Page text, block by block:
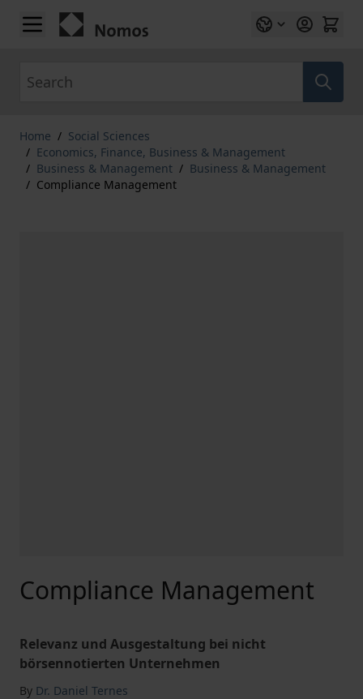
Skip to Content
Home / Social Sciences
/ Economics, Finance, Business & Management
/ Business & Management / Business & Management
/ Compliance Management
Compliance Management
Relevanz und Ausgestaltung bei nicht
börsennotierten Unternehmen
By Dr. Daniel Ternes